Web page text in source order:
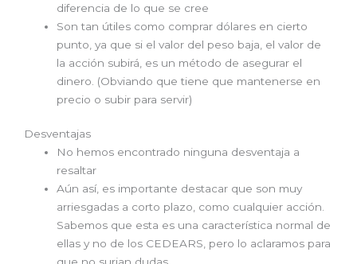
diferencia de lo que se cree
Son tan útiles como comprar dólares en cierto
punto, ya que si el valor del peso baja, el valor de
la acción subirá, es un método de asegurar el
dinero. (Obviando que tiene que mantenerse en
precio o subir para servir)
Desventajas
No hemos encontrado ninguna desventaja a
resaltar
Aún así, es importante destacar que son muy
arriesgadas a corto plazo, como cualquier acción.
Sabemos que esta es una característica normal de
ellas y no de los CEDEARS, pero lo aclaramos para